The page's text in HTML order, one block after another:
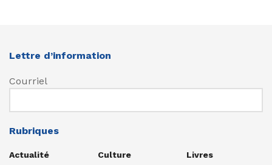
Lettre d’information
Courriel
Rubriques
Actualité
Culture
Livres